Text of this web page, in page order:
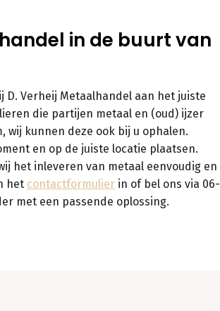
in de buurt van
D. Verheij Metaalhandel aan het juiste
die partijen metaal en (oud) ijzer
wij kunnen deze ook bij u ophalen.
en op de juiste locatie plaatsen.
het inleveren van metaal eenvoudig en
het contactformulier in of bel ons via 06-
met een passende oplossing.